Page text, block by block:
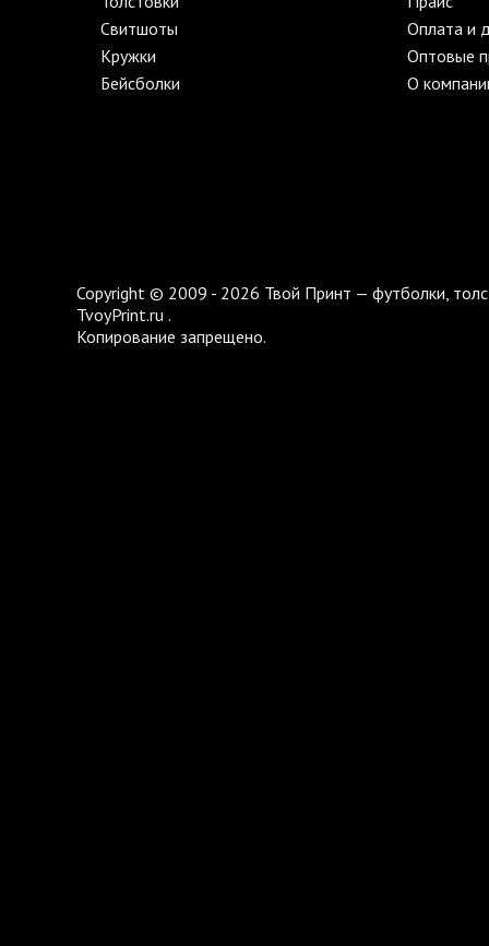
Свитшоты
Кружки
Бейсболки
Оплата и
Оптовые
О
Copyright © 2009 - 2026 Твой Принт — футболки,
TvoyPrint.ru .
Копирование запрещено.